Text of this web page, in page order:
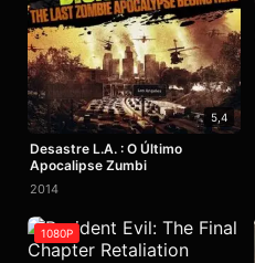
5,4
Desastre L.A. : O Último
Apocalipse Zumbi
2014
1080P